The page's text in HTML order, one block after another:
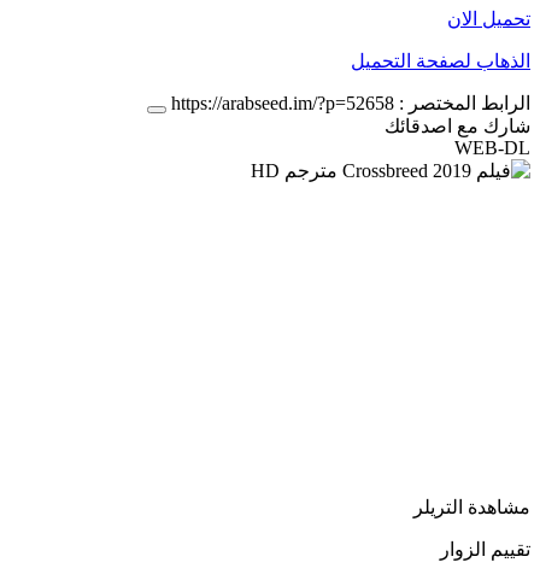
تحميل الان
الذهاب لصفحة التحميل
الرابط المختصر : https://arabseed.im/?p=52658
شارك مع اصدقائك
WEB-DL
مشاهدة التريلر
تقييم الزوار